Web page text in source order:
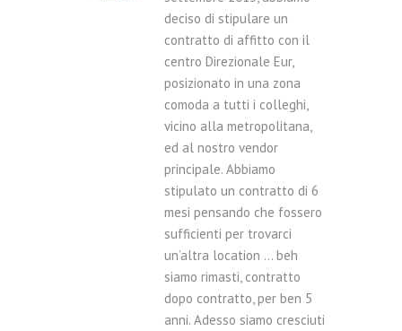
deciso di stipulare un
contratto di affitto con il
centro Direzionale Eur,
posizionato in una zona
comoda a tutti i colleghi,
vicino alla metropolitana,
ed al nostro vendor
principale. Abbiamo
stipulato un contratto di 6
mesi pensando che fossero
sufficienti per trovarci
un’altra location … beh
siamo rimasti, contratto
dopo contratto, per ben 5
anni. Adesso siamo cresciuti